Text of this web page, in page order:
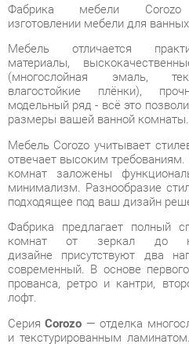
материалы,
(многослойная эмаль,
модельный ряд - всё это
размеры вашей ванной комнаты.
Мебель Corozo учитывает
отвечает высоким требованиям.
комнат заложены
подходящее под ваш дизайн
Фабрика предлагает полный
комнат от зеркал до
дизайне присутствуют два
современный. В основе
прованса, ретро и кантри,
лофт.
Серия Corozo— отделка
и текстурированным
для создания стиля и
комнаты.
Условия покупки